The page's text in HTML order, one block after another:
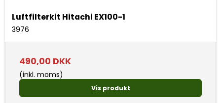
Luftfilterkit Hitachi EX100-1
3976
490,00 DKK
(inkl. moms)
Vis produkt